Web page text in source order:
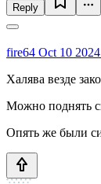
Reply
fire64 Oct 10
Халява везде
Можно поднять
Опять же были